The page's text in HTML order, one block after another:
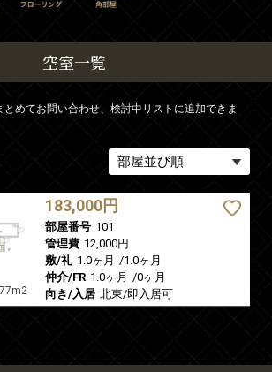
空室一覧
めてお問い合わせ、検討中リストに追加できま
183,000円
部屋番号 101
管理費 12,000円
敷/礼 1.0ヶ月 /1.0ヶ月
仲介/FR 1.0ヶ月 /0ヶ月
向き/入居 北東/即入居可